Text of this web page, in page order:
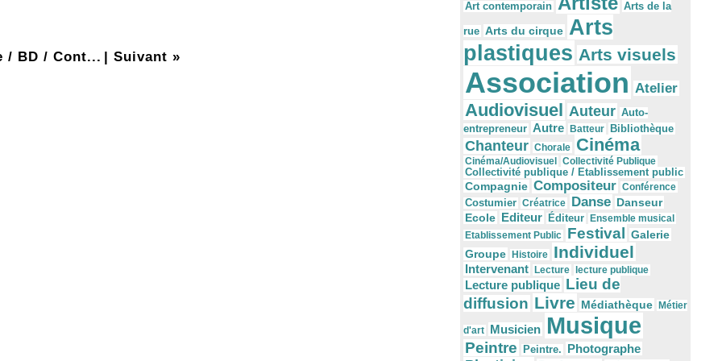
/ BD / Cont... | Suivant »
Art contemporain Arts de la
rue Arts du cirque Arts
plastiques Arts visuels
Association Atelier
Audiovisuel Auteur Auto-
entrepreneur Autre Batteur Bibliothèque
Chanteur Chorale Cinéma
Cinéma/Audiovisuel
Collectivité Publique
Collectivité publique / Etablissement public
Compagnie Compositeur Conférence
Costumier Créatrice Danse Danseur
Ecole Editeur Éditeur
Ensemble musical
Etablissement Public Festival Galerie
Groupe
Histoire Individuel
Intervenant Lecture lecture publique
Lecture publique Lieu de
diffusion Livre Médiathèque Métier
d'art Musicien Musique
Peintre Peintre. Photographe